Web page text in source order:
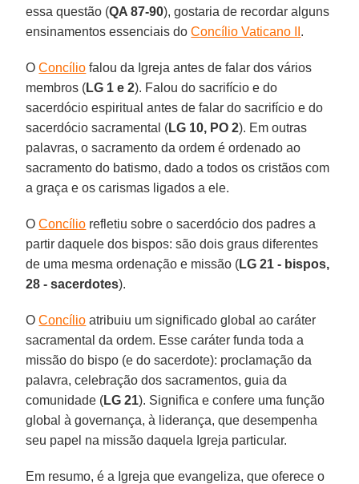
essa questão (QA 87-90), gostaria de recordar alguns
ensinamentos essenciais doConcílio Vaticano II .
OConcílio falou da Igreja antes de falar dos vários
membros (LG 1 e 2). Falou do sacrifício e do
sacerdócio espiritual antes de falar do sacrifício e do
sacerdócio sacramental (LG 10, PO 2). Em outras
palavras, o sacramento da ordem é ordenado ao
sacramento do batismo, dado a todos os cristãos com
a graça e os carismas ligados a ele.
OConcílio refletiu sobre o sacerdócio dos padres a
partir daquele dos bispos: são dois graus diferentes
de uma mesma ordenação e missão (LG 21 - bispos,
28 - sacerdotes).
OConcílio atribuiu um significado global ao caráter
sacramental da ordem. Esse caráter funda toda a
missão do bispo (e do sacerdote): proclamação da
palavra, celebração dos sacramentos, guia da
comunidade (LG 21). Significa e confere uma função
global à governança, à liderança, que desempenha
seu papel na missão daquela Igreja particular.
Em resumo, é a Igreja que evangeliza, que oferece o